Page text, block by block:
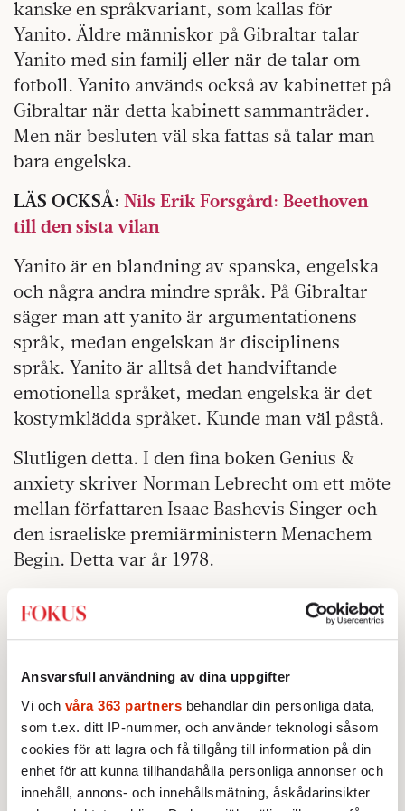
Ansvarsfull användning av dina uppgifter
Vi och våra 363 partners behandlar din personliga data,
som t.ex. ditt IP-nummer, och använder teknologi såsom
cookies för att lagra och få tillgång till information på din
enhet för att kunna tillhandahålla personliga annonser och
innehåll, annons- och innehållsmätning, åskådarinsikter
kanske en språkvariant, som kallas för
Yanito. Äldre människor på Gibraltar talar
Yanito med sin familj eller när de talar om
fotboll. Yanito används också av kabinettet på
Gibraltar när detta kabinett sammanträder.
Men när besluten väl ska fattas så talar man
bara engelska.
LÄS OCKSÅ: Nils Erik Forsgård: Beethoven
till den sista vilan
Yanito är en blandning av spanska, engelska
och några andra mindre språk. På Gibraltar
säger man att yanito är argumentationens
språk, medan engelskan är disciplinens
språk. Yanito är alltså det handviftande
emotionella språket, medan engelska är det
kostymklädda språket. Kunde man väl påstå.
Slutligen detta. I den fina boken Genius &
anxiety skriver Norman Lebrecht om ett möte
mellan författaren Isaac Bashevis Singer och
den israeliske premiärministern Menachem
Begin. Detta var år 1978.
I något skede av samtalet frågar Singer varför
Begin velat återskapa hebreiskan som
modersmål i jiddisch. Begin svarar att
jiddisch inte är ett regeringsspråk, att det
saknar administrativ terminologi och att dess
utstuderade artigheter inte lämpar sig för
militära situationer. Jiddisch, noterar Begin
vidare, har inte ens ett ord för vapen eller för